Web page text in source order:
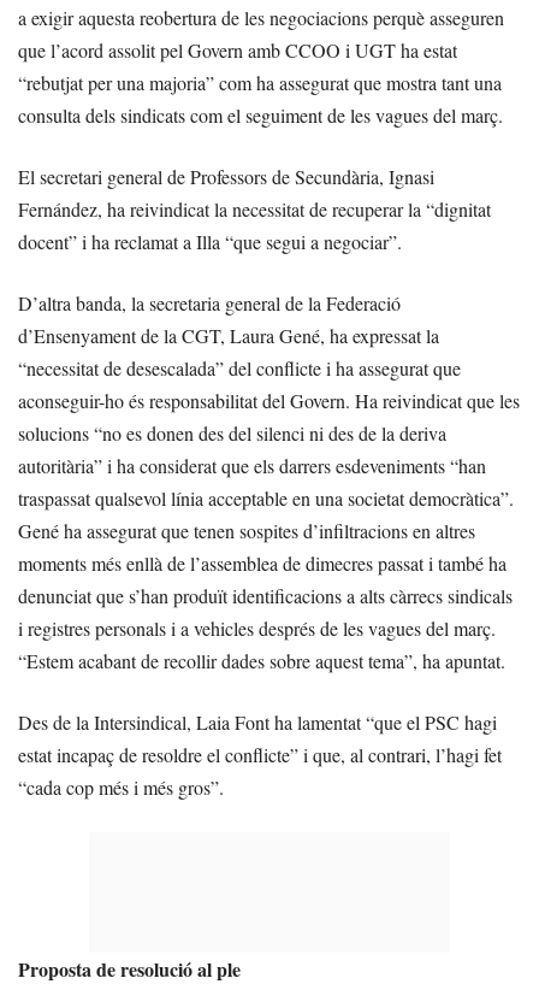
a exigir aquesta reobertura de les negociacions perquè asseguren
que l’acord assolit pel Govern amb CCOO i UGT ha estat
“rebutjat per una majoria” com ha assegurat que mostra tant una
consulta dels sindicats com el seguiment de les vagues del març.
El secretari general de Professors de Secundària, Ignasi
Fernández, ha reivindicat la necessitat de recuperar la “dignitat
docent” i ha reclamat a Illa “que segui a negociar”.
D’altra banda, la secretaria general de la Federació
d’Ensenyament de la CGT, Laura Gené, ha expressat la
“necessitat de desescalada” del conflicte i ha assegurat que
aconseguir-ho és responsabilitat del Govern. Ha reivindicat que les
solucions “no es donen des del silenci ni des de la deriva
autoritària” i ha considerat que els darrers esdeveniments “han
traspassat qualsevol línia acceptable en una societat democràtica”.
Gené ha assegurat que tenen sospites d’infiltracions en altres
moments més enllà de l’assemblea de dimecres passat i també ha
denunciat que s’han produït identificacions a alts càrrecs sindicals
i registres personals i a vehicles després de les vagues del març.
“Estem acabant de recollir dades sobre aquest tema”, ha apuntat.
Des de la Intersindical, Laia Font ha lamentat “que el PSC hagi
estat incapaç de resoldre el conflicte” i que, al contrari, l’hagi fet
“cada cop més i més gros”.
Proposta de resolució al ple